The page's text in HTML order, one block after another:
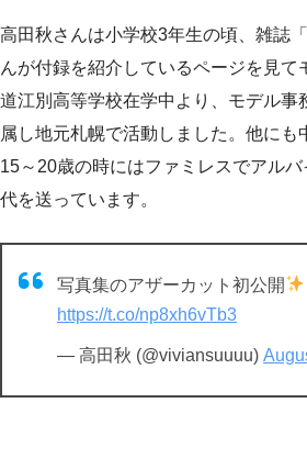
高田秋さんは小学校3年生の頃、雑誌
んが付録を紹介しているページを見て
道江別高等学校在学中より、モデル事
属し地元札幌で活動しました。他にも
15～20歳の時にはファミレスでアル
代を送っています。
写真集のアザーカット初公開
https://t.co/np8xh6vTb3
— 高田秋 (@viviansuuuu)